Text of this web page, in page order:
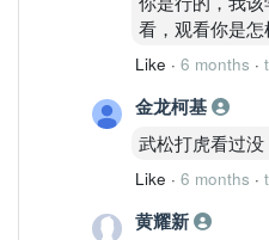
看，观看你是怎
Like · 6 months ·
金龙柯基
武松打虎看过
Like · 6 months ·
黄耀新